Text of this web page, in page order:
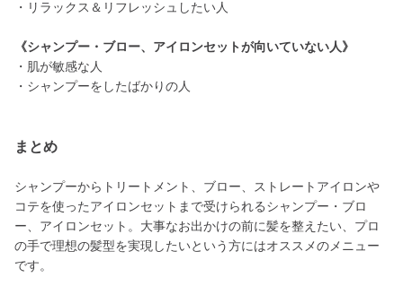
・リラックス＆リフレッシュしたい人
《シャンプー・ブロー、アイロンセットが向いていない人》
・肌が敏感な人
・シャンプーをしたばかりの人
まとめ
シャンプーからトリートメント、ブロー、ストレートアイロンや
コテを使ったアイロンセットまで受けられるシャンプー・ブロ
ー、アイロンセット。大事なお出かけの前に髪を整えたい、プロ
の手で理想の髪型を実現したいという方にはオススメのメニュー
です。